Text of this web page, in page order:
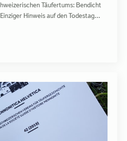
Täufertums: Bendicht
Hinweis auf den Todestag…